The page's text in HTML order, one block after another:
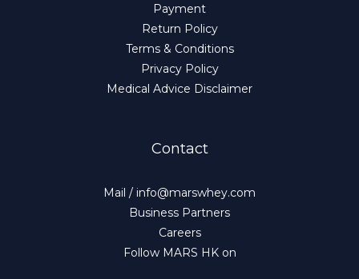
Payment
Return Policy
Terms & Conditions
Privacy Policy
Medical Advice Disclaimer
Contact
Mail / info@marswhey.com
Business Partners
Careers
Follow MARS HK on